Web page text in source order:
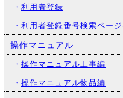
・ 利用者登録
・ 利用者登録番号検索ペー
操作マニュアル
・ 操作マニュアル工事編
・ 操作マニュアル物品編